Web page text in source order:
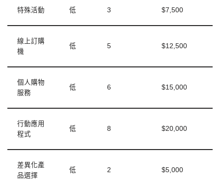
特殊活動 低 3 $7,500
線上訂購
機
低 5 $12,500
個人購物
服務
低 6 $15,000
行動應用
程式
低 8 $20,000
差異化產
品選擇
低 2 $5,000